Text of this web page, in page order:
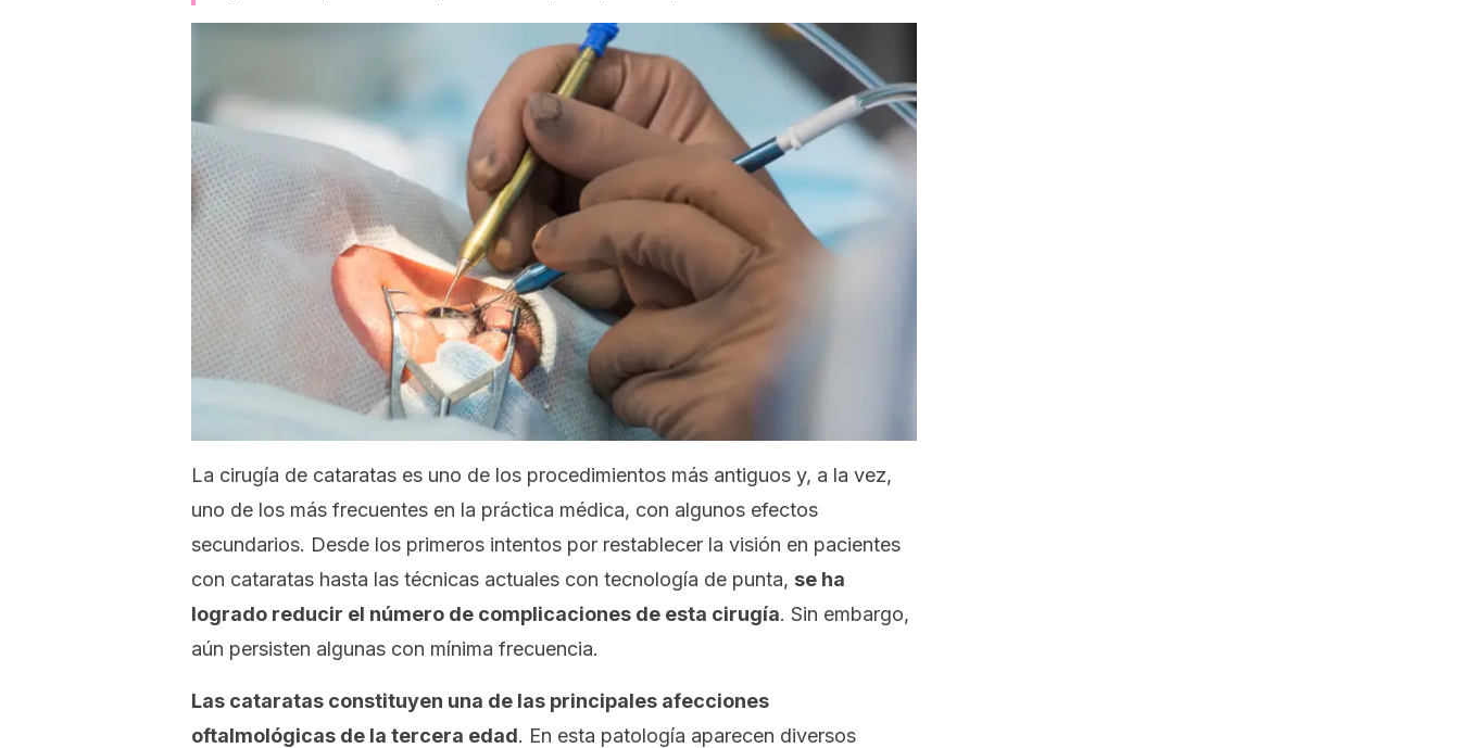
La cirugía de cataratas es uno de los procedimientos más antiguos y, a la vez,
uno de los más frecuentes en la práctica médica, con algunos efectos
secundarios. Desde los primeros intentos por restablecer la visión en pacientes
con cataratas hasta las técnicas actuales con tecnología de punta, se ha
logrado reducir el número de complicaciones de esta cirugía. Sin embargo,
aún persisten algunas con mínima frecuencia.
Las cataratas constituyen una de las principales afecciones
oftalmológicas de la tercera edad. En esta patología aparecen diversos